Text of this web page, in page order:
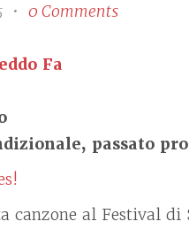
• 0 Comments
Fa
passato
canzone al Festival di